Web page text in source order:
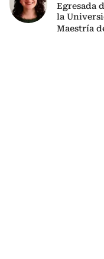
Egresada
la
Maestría